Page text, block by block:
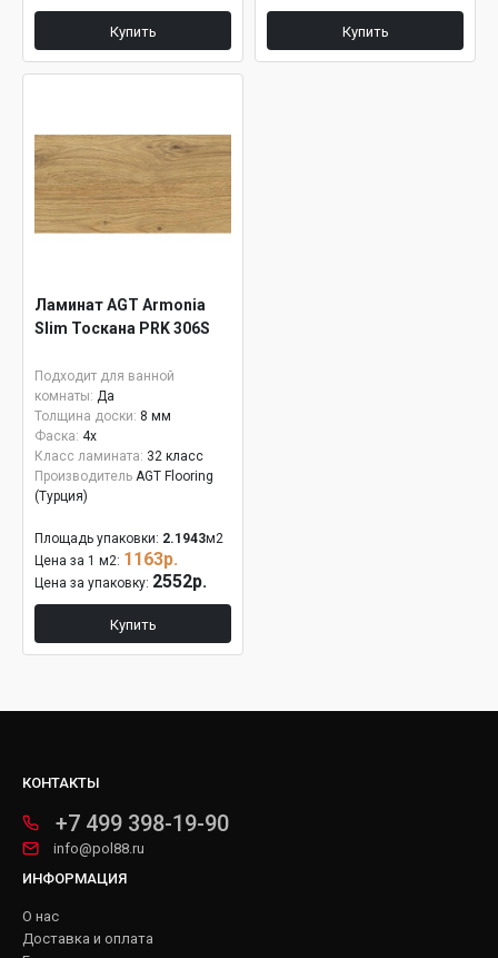
Купить Купить
Ламинат AGT Armonia
Slim Тоскана PRK 306S
Подходит для ванной
комнаты: Да
Толщина доски: 8 мм
Фаска: 4x
Класс ламината: 32 класс
Производитель AGT Flooring
(Турция)
Площадь упаковки: 2.1943м2
Цена за 1 м2: 1163р.
Цена за упаковку: 2552р.
Купить
КОНТАКТЫ
+7 499 398-19-90
info@pol88.ru
ИНФОРМАЦИЯ
О нас
Доставка и оплата